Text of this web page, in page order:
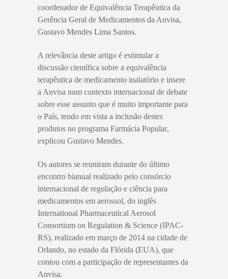
coordenador de Equivalência Terapêutica da
Gerência Geral de Medicamentos da Anvisa,
Gustavo Mendes Lima Santos.
A relevância deste artigo é estimular a
discussão científica sobre a equivalência
terapêutica de medicamento inalatório e insere
a Anvisa num contexto internacional de debate
sobre esse assunto que é muito importante para
o País, tendo em vista a inclusão destes
produtos no programa Farmácia Popular,
explicou Gustavo Mendes.
Os autores se reuniram durante do último
encontro bianual realizado pelo consórcio
internacional de regulação e ciência para
medicamentos em aerossol, do inglês
International Pharmaceutical Aerosol
Consortium on Regulation & Science (IPAC-
RS), realizado em março de 2014 na cidade de
Orlando, no estado da Flórida (EUA), que
contou com a participação de representantes da
Anvisa.